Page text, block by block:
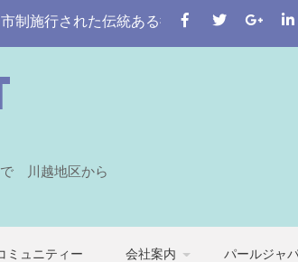
された伝統ある街。 この川越をはじめと
川越地区から
ミュニティー 会社案内 パールジャ